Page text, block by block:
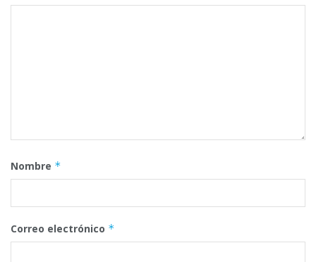
Nombre *
Correo electrónico *